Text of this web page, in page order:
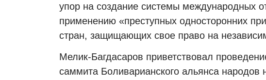
упор на создание системы международных
применению «преступных односторонних
стран, защищающих свое право на
Мелик-Багдасаров приветствовал
саммита Боливарианского альянса народов